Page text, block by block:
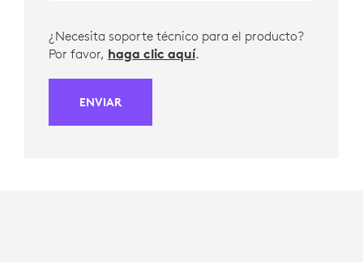
¿Necesita soporte técnico para el producto?
Por favor, haga clic aquí.
ENVIAR